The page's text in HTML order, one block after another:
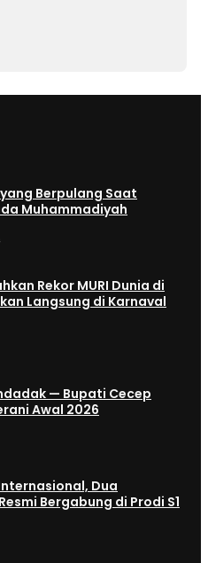
Berpulang Saat
Muhammadiyah
Rekor MURI Dunia di
Langsung di Karnaval
— Bupati Cecep
Awal 2026
Dua
Bergabung di Prodi S1